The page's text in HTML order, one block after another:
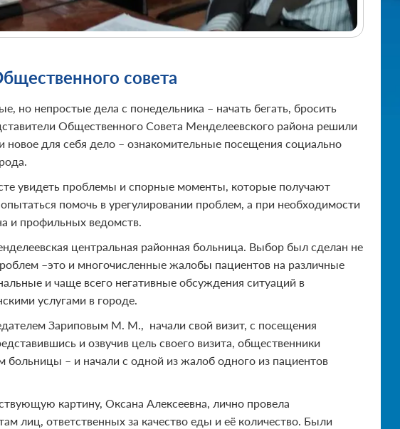
совета
но непростые дела с понедельника – начать бегать, бросить
Общественного Совета Менделеевского района решили
для себя дело – ознакомительные посещения социально
увидеть проблемы и спорные моменты, которые получают
помочь в урегулировании проблем, а при необходимости
и профильных ведомств.
центральная районная больница. Выбор был сделан не
–это и многочисленные жалобы пациентов на различные
и чаще всего негативные обсуждения ситуаций в
услугами в городе.
Зариповым М. М., начали свой визит, с посещения
и озвучив цель своего визита, общественники
– и начали с одной из жалоб одного из пациентов
картину, Оксана Алексеевна, лично провела
лиц, ответственных за качество еды и её количество. Были